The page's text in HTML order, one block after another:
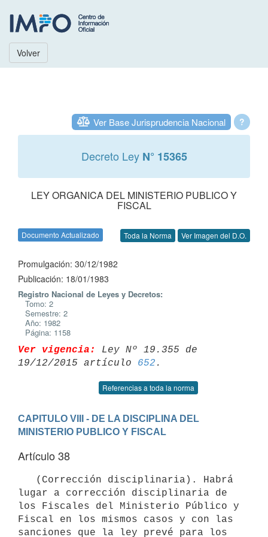
Volver
?
Ver Base Jurisprudencia Nacional
Decreto Ley N° 15365
LEY ORGANICA DEL MINISTERIO PUBLICO Y
FISCAL
Documento Actualizado Toda la Norma Ver Imagen del D.O.
Promulgación: 30/12/1982
Publicación: 18/01/1983
Registro Nacional de Leyes y Decretos:
Tomo: 2
Semestre: 2
Año: 1982
Página: 1158
Ver vigencia:
Ley Nº 19.355 de
19/12/2015 artículo 652
Referencias a toda la norma
CAPITULO VIII - DE LA DISCIPLINA DEL
MINISTERIO PUBLICO Y FISCAL
Artículo 38
lugar a corrección disciplinaria de
los Fiscales del Ministerio Público y
Fiscal en los mismos casos y con las
sanciones que la ley prevé para los